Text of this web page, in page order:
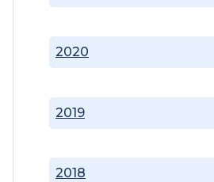
2018
2019
2020